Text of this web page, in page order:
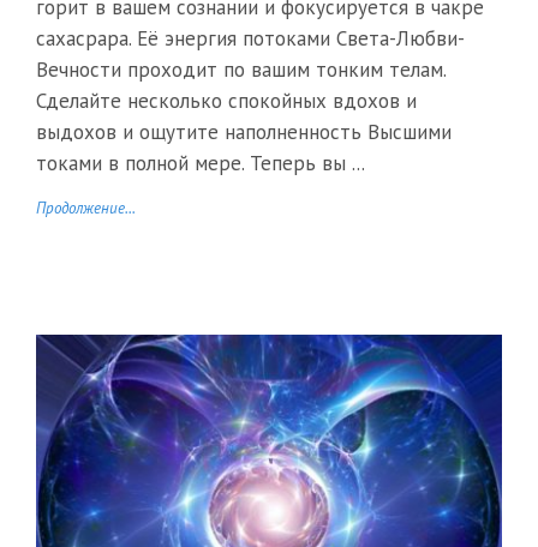
горит в вашем сознании и фокусируется в чакре
сахасрара. Её энергия потоками Света-Любви-
Вечности проходит по вашим тонким телам.
Сделайте несколько спокойных вдохов и
выдохов и ощутите наполненность Высшими
токами в полной мере. Теперь вы ...
Продолжение...